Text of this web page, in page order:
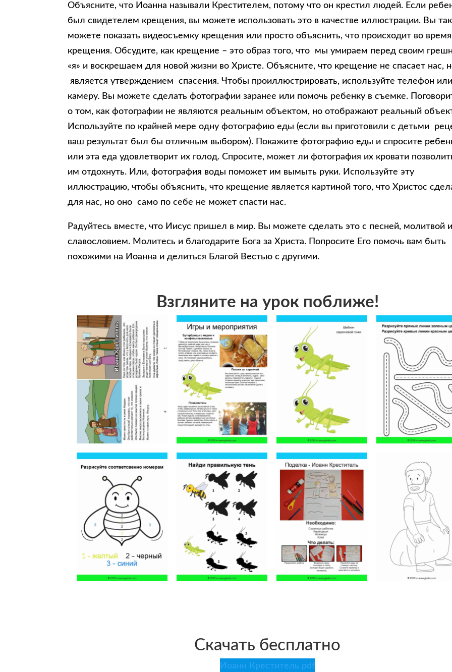
Объясните, что Иоанна называли Крестителем, потому что он крестил людей. Если
был свидетелем крещения, вы можете использовать это в качестве иллюстрации. Вы
можете показать видеосъемку крещения или просто объяснить, что происходит во время
крещения. Обсудите, как крещение – это образ того, что мы умираем перед своим
«я» и воскрешаем для новой жизни во Христе. Объясните, что крещение не спасает нас,
является утверждением спасения. Чтобы проиллюстрировать, используйте телефон
камеру. Вы можете сделать фотографии заранее или помочь ребенку в съемке.
о том, как фотографии не являются реальным объектом, но отображают реальный
Используйте по крайней мере одну фотографию еды (если вы приготовили с детьми
ваш результат был бы отличным выбором). Покажите фотографию еды и спросите
или эта еда удовлетворит их голод. Спросите, может ли фотография их кровати
им отдохнуть. Или, фотография воды поможет им вымыть руки. Используйте эту
иллюстрацию, чтобы объяснить, что крещение является картиной того, что Христос
для нас, но оно само по себе не может спасти нас.
Радуйтесь вместе, что Иисус пришел в мир. Вы можете сделать это с песней, молитвой
славословием. Молитесь и благодарите Бога за Христа. Попросите Его помочь вам быть
похожими на Иоанна и делиться Благой Вестью с другими.
Взгляните на урок поближе!
Скачать бесплатно
Иоанн Креститель pdf